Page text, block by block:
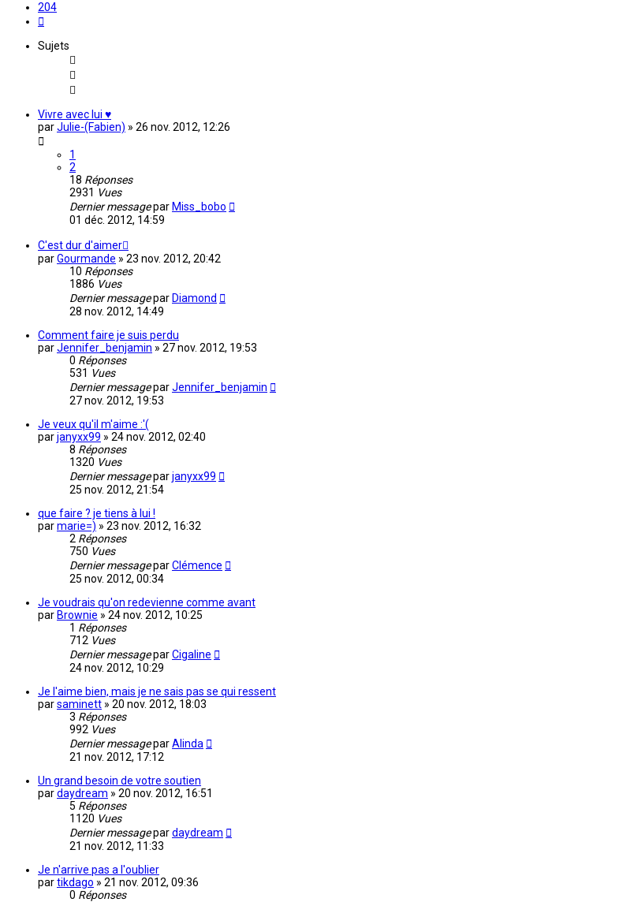
204
Sujets
Vivre avec lui ♥
parJulie-(Fabien) » 26 nov. 2012, 12:26
1
2
18 Réponses
2931 Vues
Dernier messagepar Miss_bobo
01 déc. 2012, 14:59
C'est dur d'aimer
parGourmande » 23 nov. 2012, 20:42
10 Réponses
1886 Vues
Dernier messagepar Diamond
28 nov. 2012, 14:49
Comment faire je suis perdu
parJennifer_benjamin » 27 nov. 2012, 19:53
0 Réponses
531 Vues
Dernier messageparJennifer_benjamin
27 nov. 2012, 19:53
Je veux qu'il m'aime :'(
parjanyxx99 » 24 nov. 2012, 02:40
8 Réponses
1320 Vues
Dernier messageparjanyxx99
25 nov. 2012, 21:54
que faire ? je tiens à lui !
parmarie=) » 23 nov. 2012, 16:32
2 Réponses
750 Vues
Dernier messageparClémence
25 nov. 2012, 00:34
Je voudrais qu'on redevienne comme avant
par Brownie » 24 nov. 2012, 10:25
1 Réponses
712 Vues
Dernier messageparCigaline
24 nov. 2012, 10:29
Je l'aime bien, mais je ne sais pas se qui ressent
parsaminett » 20 nov. 2012, 18:03
3 Réponses
992 Vues
Dernier messageparAlinda
21 nov. 2012, 17:12
Un grand besoin de votre soutien
pardaydream » 20 nov. 2012, 16:51
5 Réponses
1120 Vues
Dernier messagepardaydream
21 nov. 2012, 11:33
Je n'arrive pas a l'oublier
partikdago » 21 nov. 2012, 09:36
0 Réponses